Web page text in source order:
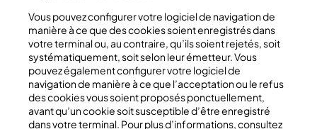
Vous pouvez configurer votre logiciel de navigation de
manière à ce que des cookies soient enregistrés dans
votre terminal ou, au contraire, qu’ils soient rejetés, soit
systématiquement, soit selon leur émetteur. Vous
pouvez également configurer votre logiciel de
navigation de manière à ce que l’acceptation ou le refus
des cookies vous soient proposés ponctuellement,
avant qu’un cookie soit susceptible d’être enregistré
dans votre terminal. Pour plus d’informations, consultez